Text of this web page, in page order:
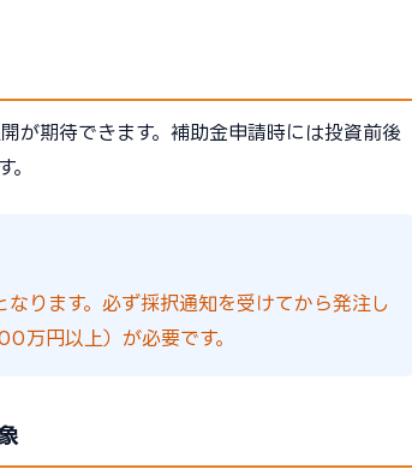
が期待できます。補助金申請時には投資前後
ります。必ず採択通知を受けてから発注し
万円以上）が必要です。